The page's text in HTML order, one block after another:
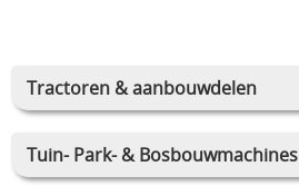
Tractoren & aanbouwdelen
Tuin- Park- & Bosbouwmachines